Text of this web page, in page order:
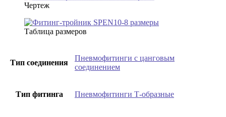
Чертеж
Таблица размеров
Тип соединения
Пневмофитинги с цанговым
соединением
Тип фитинга Пневмофитинги Т-образные